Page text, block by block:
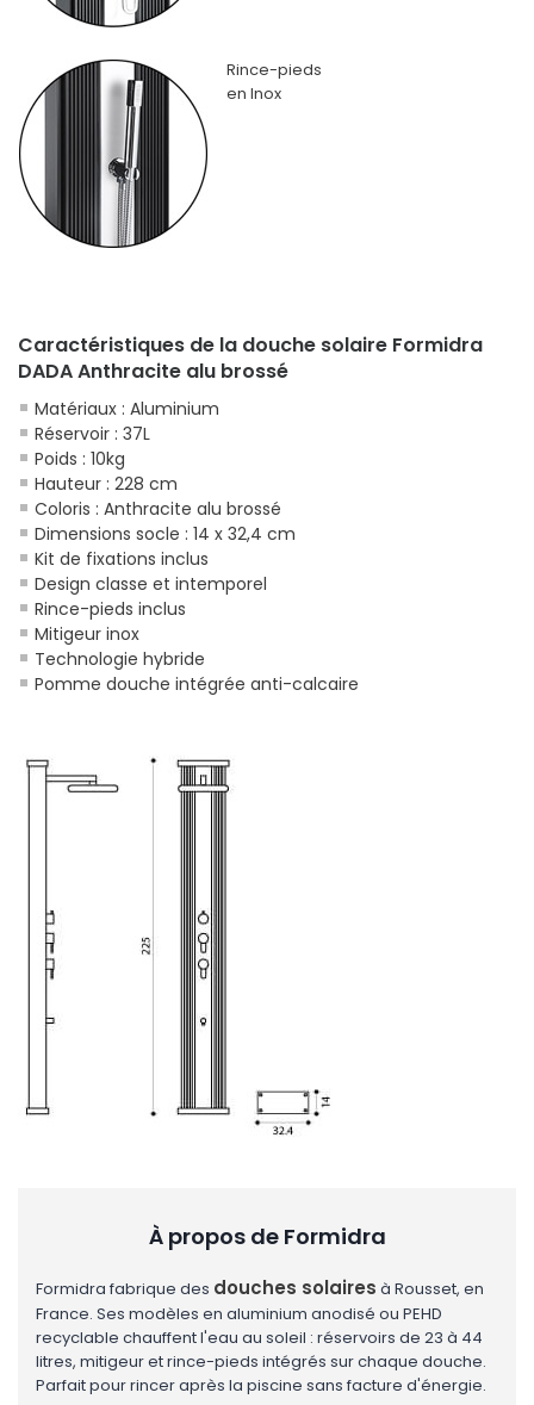
Rince-pieds
en Inox
Caractéristiques de la douche solaire Formidra
DADA Anthracite alu brossé
Matériaux : Aluminium
Réservoir : 37L
Poids : 10kg
Hauteur : 228 cm
Coloris : Anthracite alu brossé
Dimensions socle : 14 x 32,4 cm
Kit de fixations inclus
Design classe et intemporel
Rince-pieds inclus
Mitigeur inox
Technologie hybride
Pomme douche intégrée anti-calcaire
À propos de Formidra
Formidra fabrique des douches solaires à Rousset, en
France. Ses modèles en aluminium anodisé ou PEHD
recyclable chauffent l'eau au soleil : réservoirs de 23 à 44
litres, mitigeur et rince-pieds intégrés sur chaque douche.
Parfait pour rincer après la piscine sans facture d'énergie.